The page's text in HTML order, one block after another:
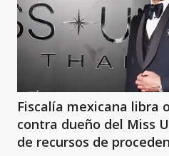
Fiscalía mexicana libra
contra dueño del Miss
de recursos de